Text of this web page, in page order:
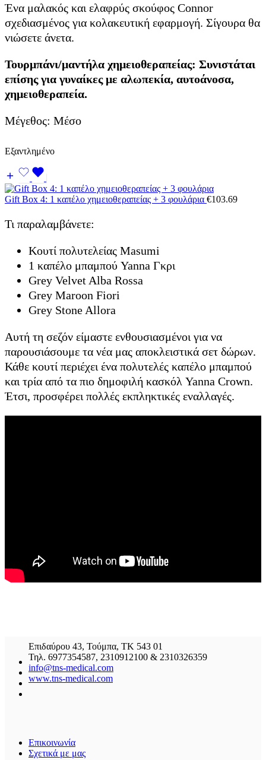
Ένα μαλακός και ελαφρύς σκούφος Connor
σχεδιασμένος για κολακευτική εφαρμογή. Σίγουρα θα
νιώσετε άνετα.
Τουρμπάνι/μαντήλα χημειοθεραπείας: Συνιστάται
επίσης για γυναίκες με αλωπεκία, αυτοάνοσα,
χημειοθεραπεία.
Μέγεθος: Μέσο
Εξαντλημένο
Gift Box 4: 1 καπέλο χημειοθεραπείας + 3 φουλάρια €103.69
Τι παραλαμβάνετε:
Κουτί πολυτελείας Masumi
1 καπέλο μπαμπού Yanna Γκρι
Grey Velvet Alba Rossa
Grey Maroon Fiori
Grey Stone Allora
Αυτή τη σεζόν είμαστε ενθουσιασμένοι για να
παρουσιάσουμε τα νέα μας αποκλειστικά σετ δώρων.
Κάθε κουτί περιέχει ένα πολυτελές καπέλο μπαμπού
και τρία από τα πιο δημοφιλή κασκόλ Yanna Crown.
Έτσι, προσφέρει πολλές εκπληκτικές εναλλαγές.
Επιδαύρου 43, Τούμπα, ΤΚ 543 01
Τηλ. 6977354587, 2310912100 & 2310326359
info@tns-medical.com
www.tns-medical.com
Επικοινωνία
Σχετικά με μας